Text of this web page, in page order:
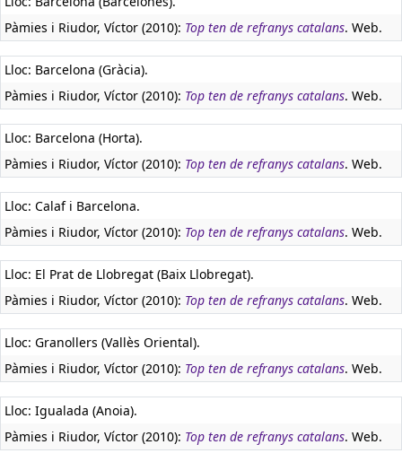
Pàmies i Riudor, Víctor (2010): Top ten de refranys catalans. Web.
Lloc: Barcelona (Gràcia).
Pàmies i Riudor, Víctor (2010): Top ten de refranys catalans. Web.
Lloc: Barcelona (Horta).
Pàmies i Riudor, Víctor (2010): Top ten de refranys catalans. Web.
Lloc: Calaf i Barcelona.
Pàmies i Riudor, Víctor (2010): Top ten de refranys catalans. Web.
Lloc: El Prat de Llobregat (Baix Llobregat).
Pàmies i Riudor, Víctor (2010): Top ten de refranys catalans. Web.
Lloc: Granollers (Vallès Oriental).
Pàmies i Riudor, Víctor (2010): Top ten de refranys catalans. Web.
Lloc: Igualada (Anoia).
Pàmies i Riudor, Víctor (2010): Top ten de refranys catalans. Web.